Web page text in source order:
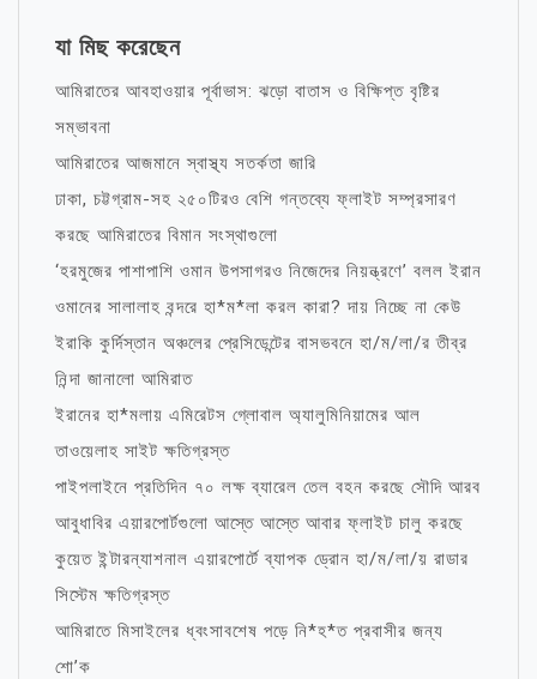
যা মিছ করেছেন
আমিরাতের আবহাওয়ার পূর্বাভাস: ঝড়ো বাতাস ও বিক্ষিপ্ত বৃষ্টির
সম্ভাবনা
আমিরাতের আজমানে স্বাস্থ্য সতর্কতা জারি
ঢাকা, চট্টগ্রাম-সহ ২৫০টিরও বেশি গন্তব্যে ফ্লাইট সম্প্রসারণ
করছে আমিরাতের বিমান সংস্থাগুলো
‘হরমুজের পাশাপাশি ওমান উপসাগরও নিজেদের নিয়ন্ত্রণে’ বলল ইরান
ওমানের সালালাহ বন্দরে হা*ম*লা করল কারা? দায় নিচ্ছে না কেউ
ইরাকি কুর্দিস্তান অঞ্চলের প্রেসিডেন্টের বাসভবনে হা/ম/লা/র তীব্র
নিন্দা জানালো আমিরাত
ইরানের হা*মলায় এমিরেটস গ্লোবাল অ্যালুমিনিয়ামের আল
তাওয়েলাহ সাইট ক্ষতিগ্রস্ত
পাইপলাইনে প্রতিদিন ৭০ লক্ষ ব্যারেল তেল বহন করছে সৌদি আরব
আবুধাবির এয়ারপোর্টগুলো আস্তে আস্তে আবার ফ্লাইট চালু করছে
কুয়েত ইন্টারন্যাশনাল এয়ারপোর্টে ব্যাপক ড্রোন হা/ম/লা/য় রাডার
সিস্টেম ক্ষতিগ্রস্ত
আমিরাতে মিসাইলের ধ্বংসাবশেষ পড়ে নি*হ*ত প্রবাসীর জন্য
শো’ক